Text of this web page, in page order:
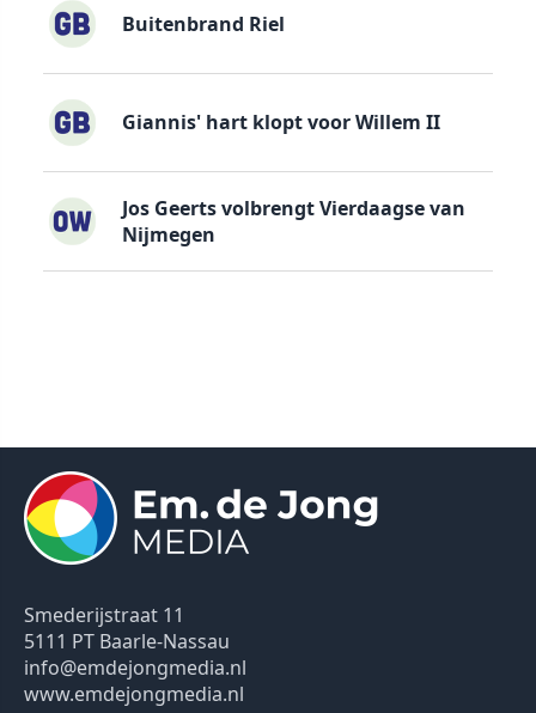
Buitenbrand Riel
Giannis' hart klopt voor Willem II
Jos Geerts volbrengt Vierdaagse van
Nijmegen
Smederijstraat 11
5111 PT Baarle-Nassau
info@emdejongmedia.nl
www.emdejongmedia.nl